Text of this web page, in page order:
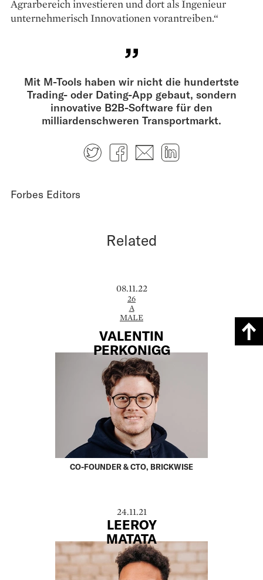
Agrarbereich investieren und dort als Ingenieur
unternehmerisch Innovationen vorantreiben.“
Mit M-Tools haben wir nicht die hundertste
Trading- oder Dating-App gebaut, sondern
innovative B2B-Software für den
milliardenschweren Transportmarkt.
TwitterFacebook
E-mail
Forbes Editors
Related
08.11.22
26
A
MALE
VALENTIN
PERKONIGG
CO-FOUNDER & CTO, BRICKWISE
24.11.21
LEEROY
MATATA